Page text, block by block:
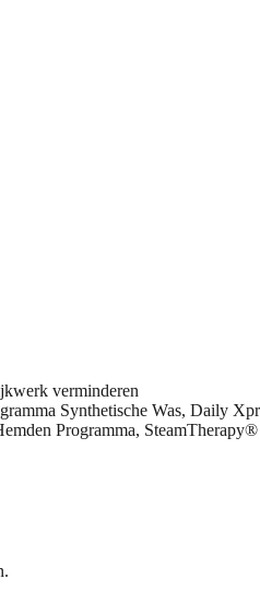
verminderen
Synthetische Was, Daily
Programma,